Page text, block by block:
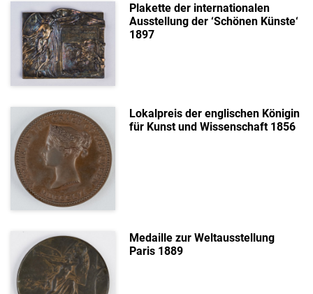
Plakette der internationalen
Ausstellung der ‘Schönen Künste‘
1897
Lokalpreis der englischen Königin
für Kunst und Wissenschaft 1856
Medaille zur Weltausstellung
Paris 1889